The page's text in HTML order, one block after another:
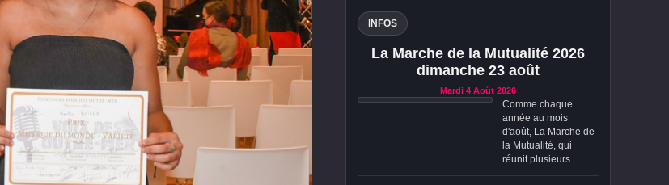
INFOS
La Marche de la Mutualité 2026
dimanche 23 août
Mardi 4 Août 2026
Comme chaque
année au mois
d'août, La Marche de
la Mutualité, qui
réunit plusieurs...